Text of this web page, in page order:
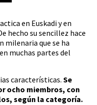
en Euskadi y en
hecho su sencillez hace
milenaria que se ha
muchas partes del
características. Se
ocho miembros, con
según la categoría.